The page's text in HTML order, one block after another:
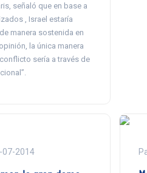
señaló que en base a
, Israel estaría
manera sostenida en
la única manera
sería a través de
07-2014